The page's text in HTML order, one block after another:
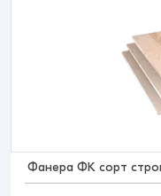
Фанера ФК сорт